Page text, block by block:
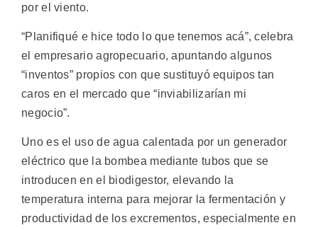
por el viento.
“Planifiqué e hice todo lo que tenemos acá”, celebra
el empresario agropecuario, apuntando algunos
“inventos” propios con que sustituyó equipos tan
caros en el mercado que “inviabilizarían mi
negocio”.
Uno es el uso de agua calentada por un generador
eléctrico que la bombea mediante tubos que se
introducen en el biodigestor, elevando la
temperatura interna para mejorar la fermentación y
productividad de los excrementos, especialmente en